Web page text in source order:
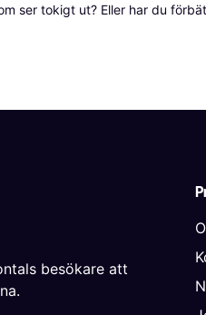
ser tokigt ut? Eller har du
besökare att